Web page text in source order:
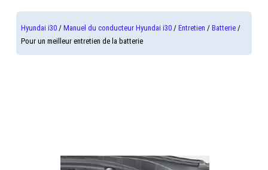
Hyundai i30 /Manuel du conducteur Hyundai i30 /Entretien /Batterie /
Pour un meilleur entretien de la batterie